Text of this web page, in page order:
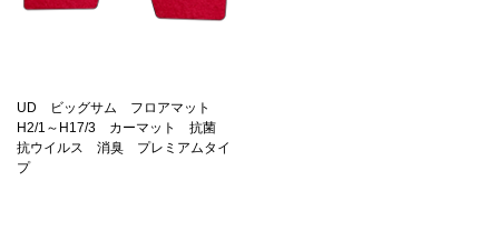
UD ビッグサム フロアマット
H2/1～H17/3 カーマット 抗菌
抗ウイルス 消臭 プレミアムタイ
プ